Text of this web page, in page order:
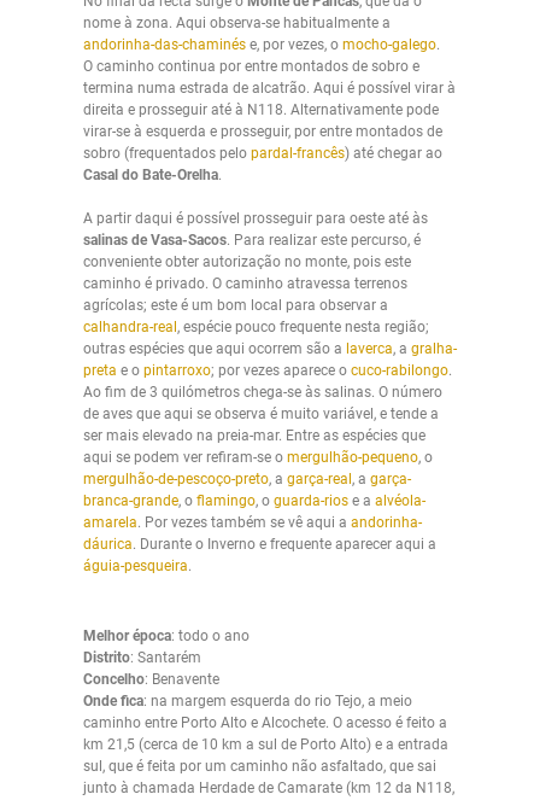
nome à zona. Aqui observa-se habitualmente a
andorinha-das-chaminés e, por vezes, o mocho-galego.
O caminho continua por entre montados de sobro e
termina numa estrada de alcatrão. Aqui é possível virar à
direita e prosseguir até à N118. Alternativamente pode
virar-se à esquerda e prosseguir, por entre montados de
sobro (frequentados pelo pardal-francês) até chegar ao
Casal do Bate-Orelha.
A partir daqui é possível prosseguir para oeste até às
salinas de Vasa-Sacos. Para realizar este percurso, é
conveniente obter autorização no monte, pois este
caminho é privado. O caminho atravessa terrenos
agrícolas; este é um bom local para observar a
calhandra-real , espécie pouco frequente nesta região;
outras espécies que aqui ocorrem são a laverca, a gralha-
preta e o pintarroxo; por vezes aparece o cuco-rabilongo.
Ao fim de 3 quilómetros chega-se às salinas. O número
de aves que aqui se observa é muito variável, e tende a
ser mais elevado na preia-mar. Entre as espécies que
aqui se podem ver refiram-se o mergulhão-pequeno, o
mergulhão-de-pescoço-preto, a garça-real , a garça-
branca-grande, o flamingo, o guarda-rios e a alvéola-
amarela. Por vezes também se vê aqui a andorinha-
dáurica. Durante o Inverno e frequente aparecer aqui a
águia-pesqueira.
Melhor época: todo o ano
Distrito: Santarém
Concelho: Benavente
Onde fica: na margem esquerda do rio Tejo, a meio
caminho entre Porto Alto e Alcochete. O acesso é feito a
km 21,5 (cerca de 10 km a sul de Porto Alto) e a entrada
sul, que é feita por um caminho não asfaltado, que sai
junto à chamada Herdade de Camarate (km 12 da N118,